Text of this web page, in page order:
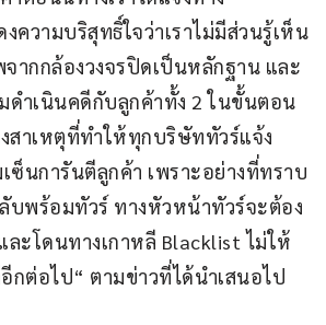
ความบริสุทธิ์ใจว่าเราไม่มีส่วนรู้เห็น
ากกล้องวงจรปิดเป็นหลักฐาน และ
มดำเนินคดีกับลูกค้าทั้ง 2 ในขั้นตอน
สาเหตุที่ทำให้ทุกบริษัททัวร์แจ้ง
ซ็นการันตีลูกค้า เพราะอย่างที่ทราบ
บพร้อมทัวร์ ทางหัวหน้าทัวร์จะต้อง
ะโดนทางเกาหลี Blacklist ไม่ให้
กต่อไป“ ตามข่าวที่ได้นำเสนอไป